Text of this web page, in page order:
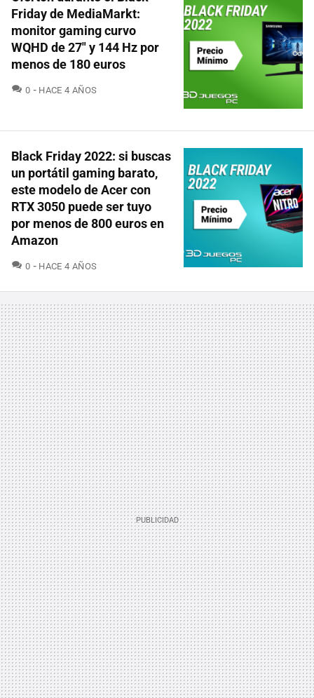
Friday de MediaMarkt:
monitor gaming curvo
WQHD de 27" y 144 Hz por
menos de 180 euros
0 COMENTARIOS
HACE 4 AÑOS
Black Friday 2022: si buscas
un portátil gaming barato,
este modelo de Acer con
RTX 3050 puede ser tuyo
por menos de 800 euros en
Amazon
0 COMENTARIOS
HACE 4 AÑOS